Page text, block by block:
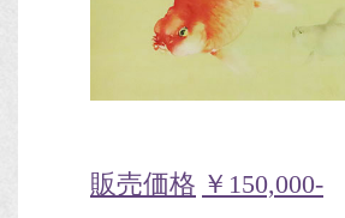
販売価格 ￥150,000-